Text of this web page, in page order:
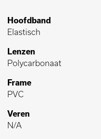
Hoofdband
Elastisch
Lenzen
Polycarbonaat
Frame
PVC
Veren
N/A